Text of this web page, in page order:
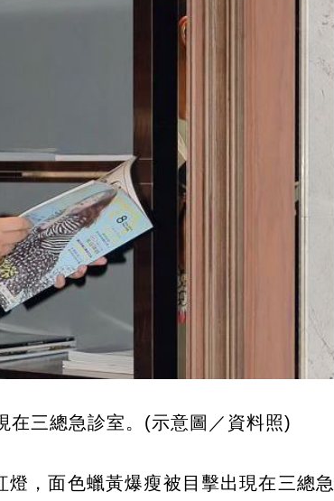
在三總急診室。(示意圖／資料照)
，面色蠟黃爆瘦被目擊出現在三總急